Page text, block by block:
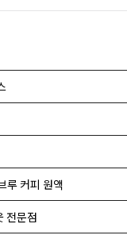
루 커피 원액
전문점